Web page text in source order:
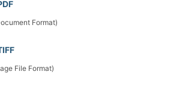
Format)
File Format)